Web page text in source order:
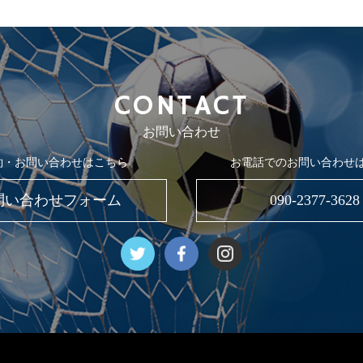
CONTACT
お問い合わせ
・お問い合わせはこちら
い合わせフォーム
お電話でのお問い合わせ
090-2377-3628